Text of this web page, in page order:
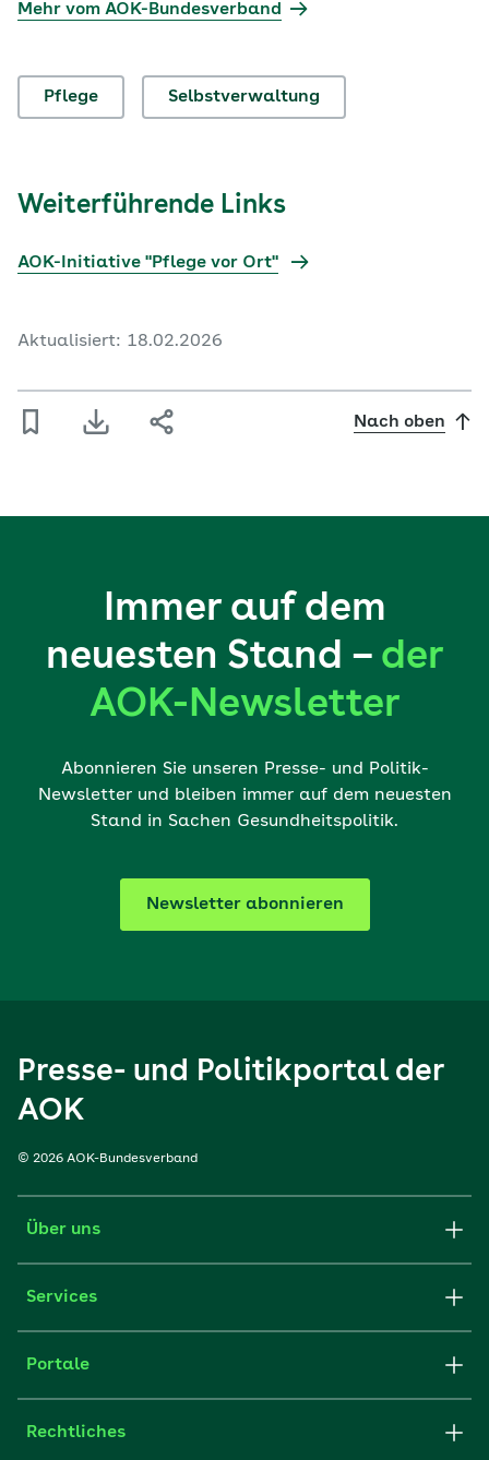
Mehr vom AOK-Bundesverband
Pflege Selbstverwaltung
Weiterführende Links
AOK-Initiative "Pflege vor Ort"
Aktualisiert: 18.02.2026
Nach oben
Immer auf dem
neuesten Stand – der
AOK-Newsletter
Abonnieren Sie unseren Presse- und Politik-
Newsletter und bleiben immer auf dem neuesten
Stand in Sachen Gesundheitspolitik.
Newsletter abonnieren
Presse- und Politikportal der
AOK
© 2026 AOK-Bundesverband
Über uns
Services
Portale
Rechtliches